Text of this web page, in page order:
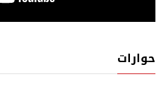
حوارات